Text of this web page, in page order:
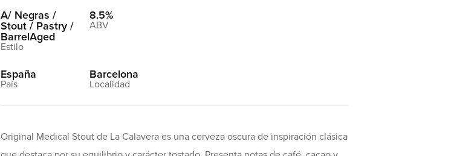
A/ Negras /
Stout / Pastry /
BarrelAged
8.5%
España Barcelona
Original Medical Stout de La Calavera es una cerveza oscura de inspiración clásica